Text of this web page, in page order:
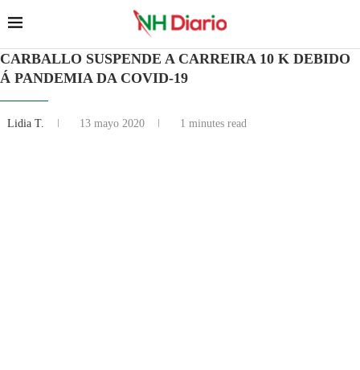
CARBALLO SUSPENDE A CARREIRA 10 K DEBIDO
Á PANDEMIA DA COVID-19
Lidia T. 13 mayo 2020 1 minutes read